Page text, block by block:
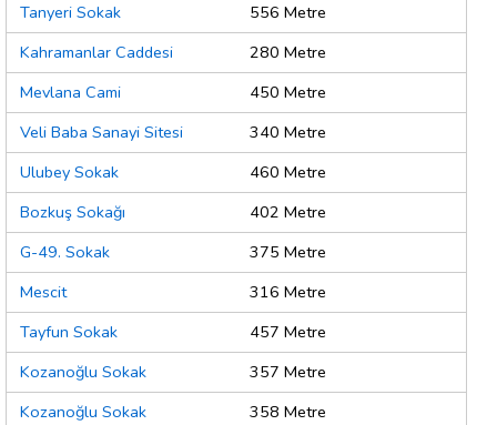
Tanyeri Sokak
556 Metre
Kahramanlar Caddesi
280 Metre
Mevlana Cami
450 Metre
Veli Baba Sanayi Sitesi
340 Metre
Ulubey Sokak
460 Metre
Bozkuş Sokağı
402 Metre
G-49. Sokak
375 Metre
Mescit
316 Metre
Tayfun Sokak
457 Metre
Kozanoğlu Sokak
357 Metre
Kozanoğlu Sokak
358 Metre